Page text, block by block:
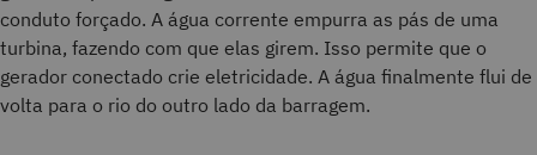
conduto forçado. A água corrente empurra as pás de uma
turbina, fazendo com que elas girem. Isso permite que o
gerador conectado crie eletricidade. A água finalmente flui de
volta para o rio do outro lado da barragem.